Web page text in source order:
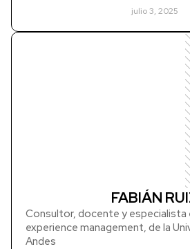
julio 3, 2025
FABIÁN
Consultor, docente y especialista
experience management, de la
Andes